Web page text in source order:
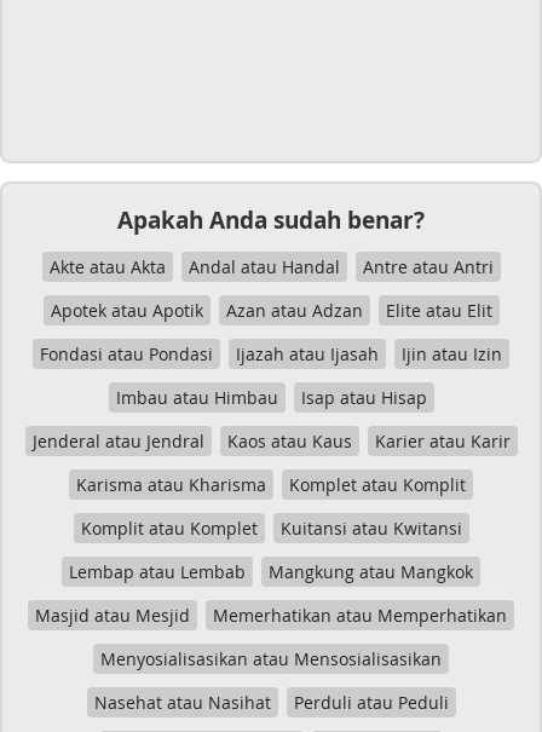
Apakah Anda sudah benar?
Akte atau Akta Andal atau Handal
Antre atau Antri
Apotek atau Apotik
Azan atau Adzan
Elite atau Elit
Fondasi atau Pondasi
Ijazah atau Ijasah
Ijin atau Izin
Imbau atau Himbau
Isap atau Hisap
Jenderal atau Jendral
Kaos atau Kaus
Karier atau Karir
Karisma atau Kharisma
Komplet atau Komplit
Komplit atau Komplet
Kuitansi atau Kwitansi
Lembap atau Lembab
Mangkung atau Mangkok
Masjid atau Mesjid
Memerhatikan atau Memperhatikan
Menyosialisasikan atau Mensosialisasikan
Nasehat atau Nasihat
Perduli atau Peduli